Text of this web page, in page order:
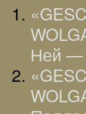
Ней —